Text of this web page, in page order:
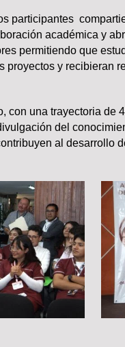
participantes
académica y
permitiendo que
proyectos y recibieran
con una trayectoria de
del
al desarrollo
Pérez y Raymundo
venderse caro a Ana
el Dr. Fernando León